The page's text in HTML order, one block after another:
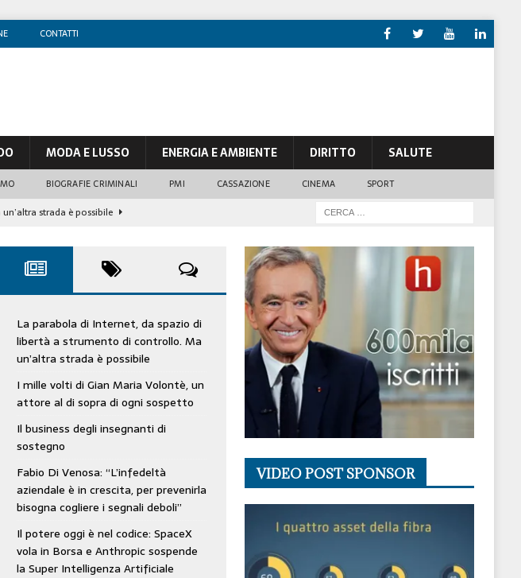
CONTATTI
MODA E LUSSO ENERGIA E AMBIENTE DIRITTO SALUTE
BIOGRAFIE CRIMINALI PMI CASSAZIONE CINEMA SPORT
strada è possibile
CINEMA
cogliere i segnali deboli”
Intelligenza Artificiale
di Gillo Dorfles e lui
La parabola di Internet, da spazio di
libertà a strumento di controllo. Ma
un’altra strada è possibile
I mille volti di Gian Maria Volontè, un
attore al di sopra di ogni sospetto
Il business degli insegnanti di
sostegno
Fabio Di Venosa: “L’infedeltà
aziendale è in crescita, per prevenirla
bisogna cogliere i segnali deboli”
Il potere oggi è nel codice: SpaceX
vola in Borsa e Anthropic sospende
la Super Intelligenza Artificiale
VIDEO POST SPONSOR